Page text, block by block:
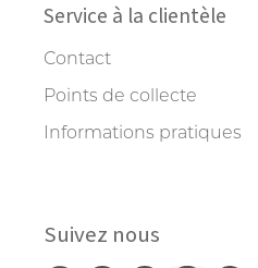
Service à la clientèle
Contact
Points de collecte
Informations pratiques
Suivez nous